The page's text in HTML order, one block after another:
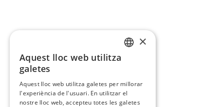
×
Aquest lloc web utilitza
galetes
Aquest lloc web utilitza galetes per millorar
l'experiència de l'usuari. En utilitzar el
nostre lloc web, accepteu totes les galetes